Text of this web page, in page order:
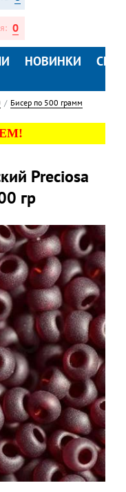
0
НОВИНКИ
Бисер по 500 грамм
Preciosa
гр